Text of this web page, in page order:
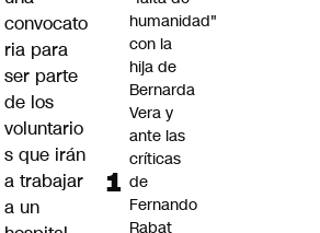
convocato
ria para
ser parte
de los
voluntario
s que irán
a trabajar
a un
humanidad"
con la
hija de
Bernarda
Vera y
ante las
críticas
de
Fernando
Rabat